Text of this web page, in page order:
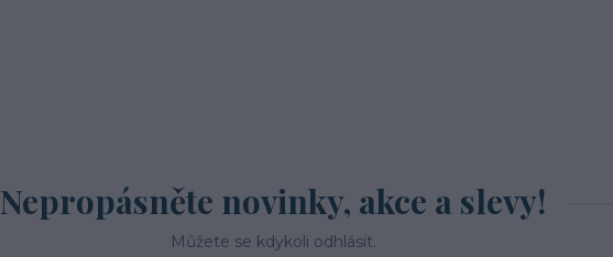
Nepropásněte novinky, akce a slevy!
Můžete se kdykoli odhlásit.